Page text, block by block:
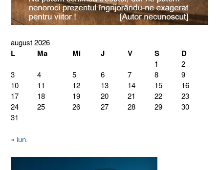
august 2026
L Ma Mi J V S D
1
2
3
4 5 6 7 8
9
10
11 12 13 14 15
16
17
18 19 20 21 22
23
24
25 26 27 28 29
30
31
« iun.